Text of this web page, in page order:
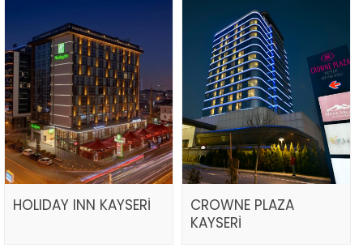
HOLIDAY INN KAYSERİ
CROWNE PLAZA
KAYSERİ